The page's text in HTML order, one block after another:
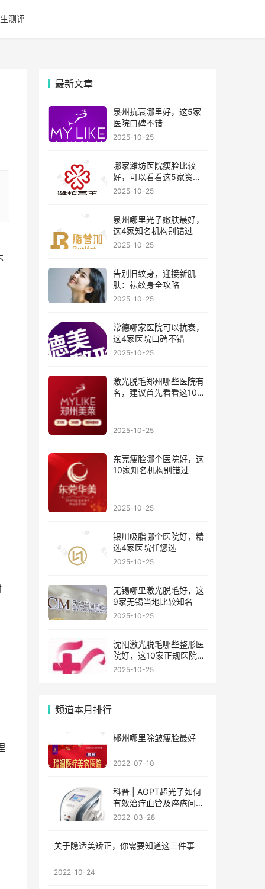
测评
最新文章
泉州抗衰哪里好，这5家
医院口碑不错
2025-10-25
哪家潍坊医院瘦脸比较
好，可以看看这5家资历
比较老的机构
2025-10-25
泉州哪里光子嫩肤最好，
这4家知名机构别错过
2025-10-25
告别旧纹身，迎接新肌
肤：祛纹身全攻略
2025-10-25
常德哪家医院可以抗衰，
这4家医院口碑不错
2025-10-25
激光脱毛郑州哪些医院有
名，建议首先看看这10家
2025-10-25
东莞瘦脸哪个医院好，这
10家知名机构别错过
2025-10-25
银川吸脂哪个医院好，精
选4家医院任您选
2025-10-25
无锡哪里激光脱毛好，这
9家无锡当地比较知名
2025-10-25
沈阳激光脱毛哪些整形医
院好，这10家正规医院值
得你看看
2025-10-25
频道本月排行
郴州哪里除皱瘦脸最好
2022-07-10
科普 | AOPT超光子如何
有效治疗血管及痤疮问
题?
2022-03-28
关于隐适美矫正，你需要知道这三件事
2022-10-24